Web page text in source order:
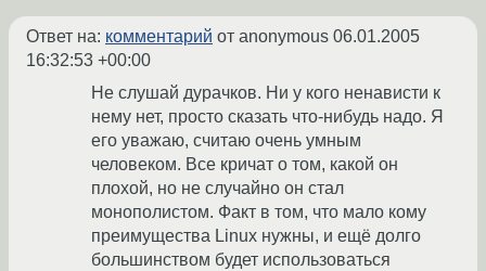
Ответ на: комментарий от anonymous 06.01.2005
16:32:53 +00:00
Не слушай дурачков. Ни у кого ненависти к
нему нет, просто сказать что-нибудь надо. Я
его уважаю, считаю очень умным
человеком. Все кричат о том, какой он
плохой, но не случайно он стал
монополистом. Факт в том, что мало кому
преимущества Linux нужны, и ещё долго
большинством будет использоваться